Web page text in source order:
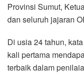
Provinsi Sumut,
dan seluruh jajaran
Di usia 24 tahun,
kali pertama
terbaik dalam